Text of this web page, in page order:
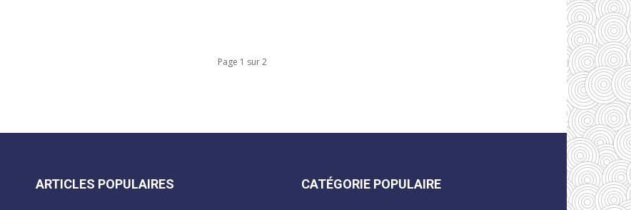
Page 1 sur 2
ARTICLES POPULAIRES CATÉGORIE POPULAIRE